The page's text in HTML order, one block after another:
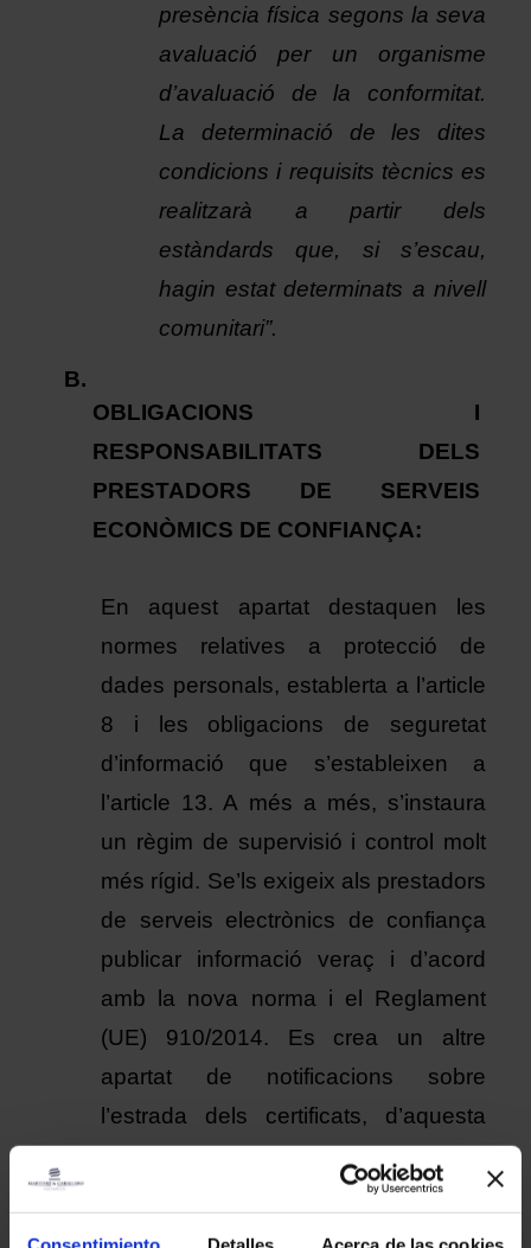
presència física segons la seva
avaluació per un organisme
d’avaluació de la conformitat.
La determinació de les dites
condicions i requisits tècnics es
realitzarà a partir dels
estàndards que, si s’escau,
hagin estat determinats a nivell
comunitari”.
OBLIGACIONS I
RESPONSABILITATS DELS
PRESTADORS DE SERVEIS
ECONÒMICS DE CONFIANÇA:
En aquest apartat destaquen les
normes relatives a protecció de
dades personals, establerta a l’article
8 i les obligacions de seguretat
d’informació que s’estableixen a
l’article 13. A més a més, s’instaura
un règim de supervisió i control molt
més rígid. Se’ls exigeix als prestadors
de serveis electrònics de confiança
publicar informació veraç i d’acord
amb la nova norma i el Reglament
(UE) 910/2014. Es crea un altre
apartat de notificacions sobre
l’estrada dels certificats, d’aquesta
certificats electrònics han de tenir un
servei públic de consulta sobre l’estat